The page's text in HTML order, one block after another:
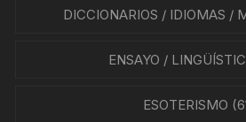
DICCIONARIOS / IDIOMAS /
ENSAYO /
ESOTERISMO